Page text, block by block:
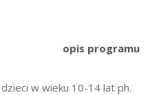
opis programu
w wieku 10-14 lat ph.